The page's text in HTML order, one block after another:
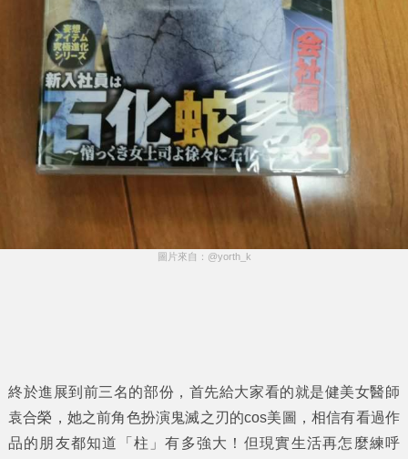
圖片來自：@yorth_k
終於進展到前三名的部份，首先給大家看的就是健美女醫師
袁合榮，她之前角色扮演鬼滅之刃的cos美圖，相信有看過作
品的朋友都知道「柱」有多強大！但現實生活再怎麼練呼